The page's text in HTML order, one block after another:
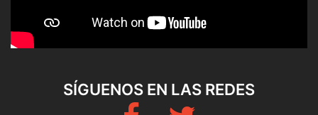
SÍGUENOS EN LAS REDES
Fb Twitter